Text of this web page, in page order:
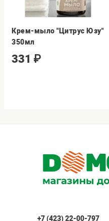
Крем-мыло "Цитрус Юзу"
350мл
331 ₽
+7 (423) 22-00-797